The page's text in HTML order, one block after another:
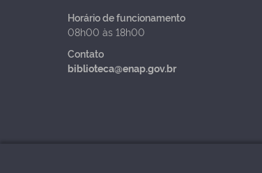
Horário de funcionamento
08h00 às 18h00
Contato
biblioteca@enap.gov.br